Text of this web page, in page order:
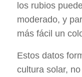
los rubios
moderado, y
más fácil un
Estos datos
cultura solar,